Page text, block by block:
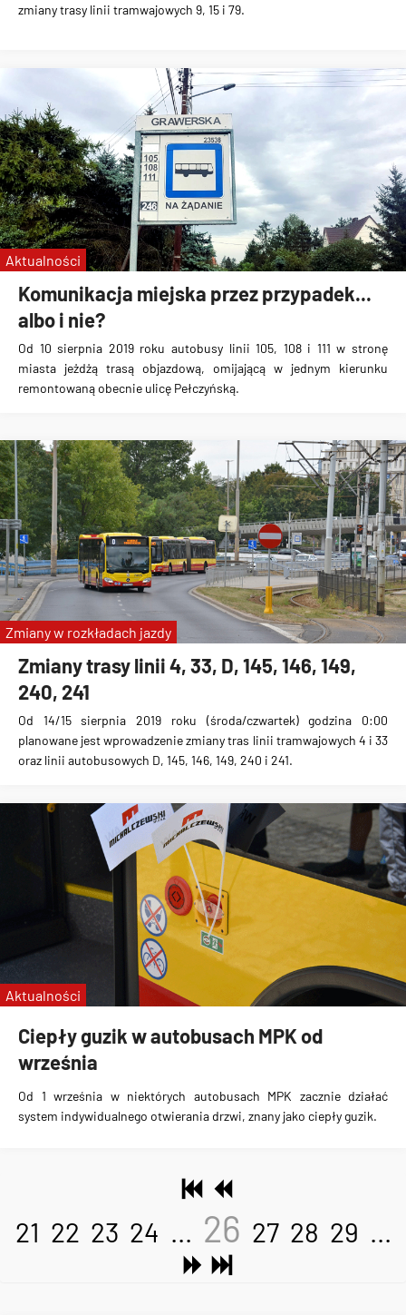
zmiany trasy linii tramwajowych 9, 15 i 79.
Komunikacja miejska przez przypadek...
albo i nie?
Od 10 sierpnia 2019 roku autobusy linii 105, 108 i 111 w stronę
miasta jeżdżą trasą objazdową, omijającą w jednym kierunku
remontowaną obecnie ulicę Pełczyńską.
Aktualności
Zmiany trasy linii 4, 33, D, 145, 146, 149,
240, 241
Od 14/15 sierpnia 2019 roku (środa/czwartek) godzina 0:00
planowane jest wprowadzenie zmiany tras linii tramwajowych 4 i 33
oraz linii autobusowych D, 145, 146, 149, 240 i 241.
Zmiany w rozkładach jazdy
Ciepły guzik w autobusach MPK od
września
Od 1 września w niektórych autobusach MPK zacznie działać
system indywidualnego otwierania drzwi, znany jako ciepły guzik.
Aktualności
21 22 23 24 ... 26 27 28 29 ...